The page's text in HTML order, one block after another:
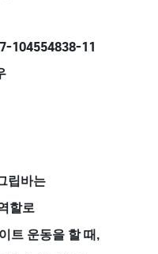
립바는
할로
트 운동을 할 때,